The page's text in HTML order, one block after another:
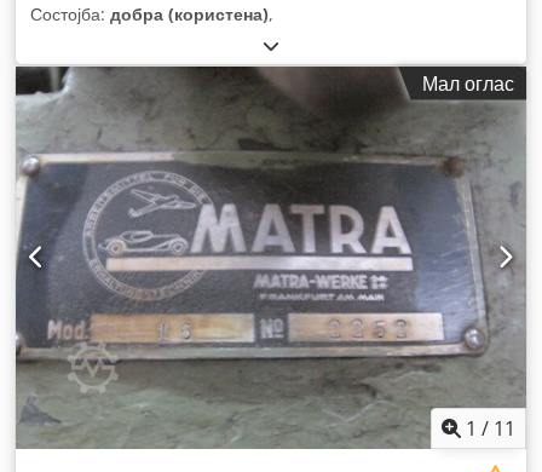
Состојба: добра (користена),
Мал оглас
1 / 11